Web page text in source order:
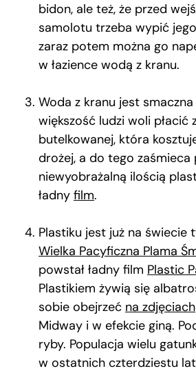
bidon, ale też, że przed
samolotu trzeba wypić
zaraz potem można go
w łazience wodą z kranu.
Woda z kranu jest
większość ludzi woli płacić
butelkowanej, która
drożej, a do tego zaśmieca
niewyobrażalną ilością
ładny film.
Plastiku jest już na świecie
Wielka Pacyficzna Plama
powstał ładny film Plastic
Plastikiem żywią się
sobie obejrzeć na zdjęciach
Midway i w efekcie giną.
ryby. Populacja wielu
w ostatnich czterdziestu